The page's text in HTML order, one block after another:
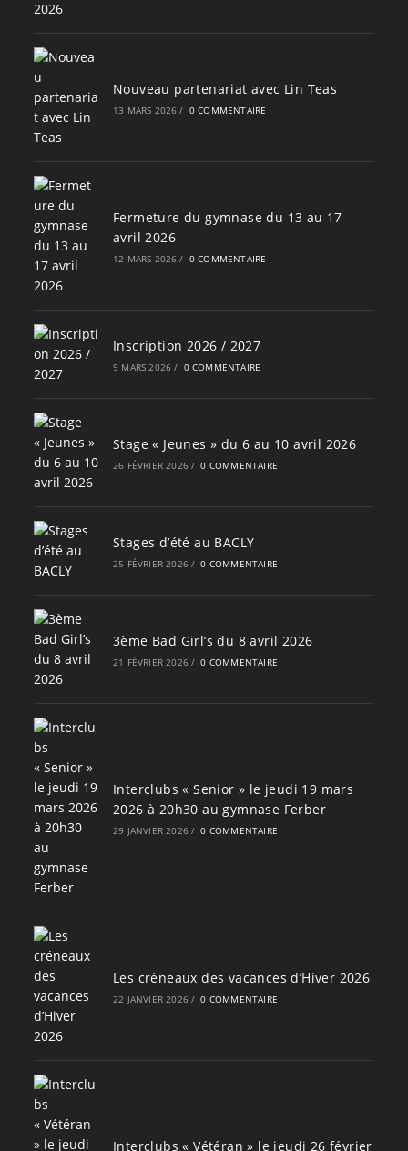
Nouveau partenariat avec Lin Teas
13 MARS 2026 / 0 COMMENTAIRE
Fermeture du gymnase du 13 au 17
avril 2026
12 MARS 2026 / 0 COMMENTAIRE
Inscription 2026 / 2027
9 MARS 2026 / 0 COMMENTAIRE
Stage « Jeunes » du 6 au 10 avril 2026
26 FÉVRIER 2026 / 0 COMMENTAIRE
Stages d’été au BACLY
25 FÉVRIER 2026 / 0 COMMENTAIRE
3ème Bad Girl’s du 8 avril 2026
21 FÉVRIER 2026 / 0 COMMENTAIRE
Interclubs « Senior » le jeudi 19 mars
2026 à 20h30 au gymnase Ferber
29 JANVIER 2026 / 0 COMMENTAIRE
Les créneaux des vacances d’Hiver 2026
22 JANVIER 2026 / 0 COMMENTAIRE
Interclubs « Vétéran » le jeudi 26 février